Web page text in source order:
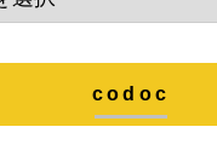
codoc